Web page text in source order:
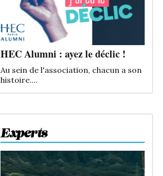
Experts
HEC Alumni : ayez le déclic !
Au sein de l'association, chacun a son
histoire....